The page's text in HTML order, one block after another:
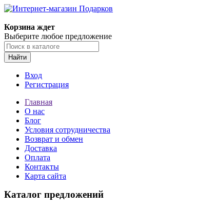
Корзина ждет
Выберите любое предложение
Найти
Вход
Регистрация
Главная
О нас
Блог
Условия сотрудничества
Возврат и обмен
Доставка
Оплата
Контакты
Карта сайта
Каталог предложений